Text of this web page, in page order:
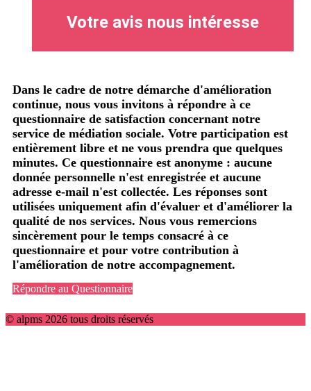
Votre avis nous intéresse
Dans le cadre de notre démarche d'amélioration
continue, nous vous invitons à répondre à ce
questionnaire de satisfaction concernant notre
service de médiation sociale. Votre participation est
entièrement libre et ne vous prendra que quelques
minutes. Ce questionnaire est anonyme : aucune
donnée personnelle n'est enregistrée et aucune
adresse e-mail n'est collectée. Les réponses sont
utilisées uniquement afin d'évaluer et d'améliorer la
qualité de nos services. Nous vous remercions
sincèrement pour le temps consacré à ce
questionnaire et pour votre contribution à
l'amélioration de notre accompagnement.
Répondre au Questionnaire
© alpms 2026 tous droits réservés